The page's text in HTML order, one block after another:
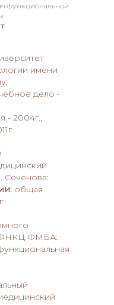
функциональной
имени
дело -
- 2004г.,
Сеченова:
общая
ФНКЦ ФМБА: